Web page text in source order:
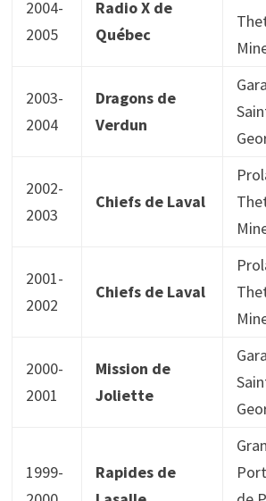
2004-
2005
Radio X de
Québec
2003-
2004
Dragons de
Verdun
2002-
2003
Chiefs de Laval
2001-
2002
Chiefs de Laval
2000-
2001
Mission de
Joliette
1999-
Rapides de